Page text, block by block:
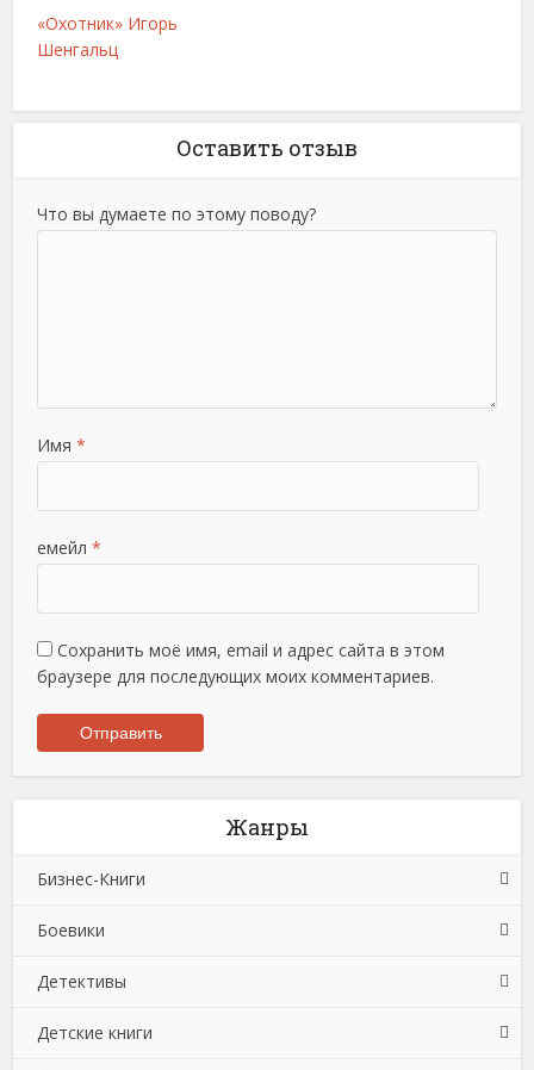
«Охотник» Игорь
Шенгальц
Оставить отзыв
Что вы думаете по этому поводу?
Имя *
емейл *
Сохранить моё имя, email и адрес сайта в этом
браузере для последующих моих комментариев.
Жанры
Бизнес-Книги
Банковское дело
Бухучет, налогообложение, аудит
Делопроизводство
Боевики
Боевики: Прочее
Криминальные боевики
Детективы
Зарубежные детективы
Детские книги